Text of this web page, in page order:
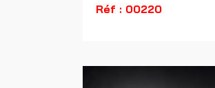
Réf : 00220